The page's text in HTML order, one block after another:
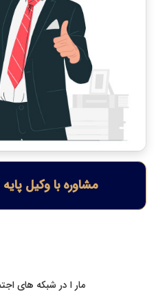
مشاوره با وکیل
مار ا در شبکه های